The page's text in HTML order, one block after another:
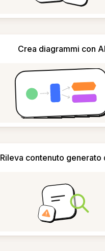
Crea diagrammi con AI
Rileva contenuto generato